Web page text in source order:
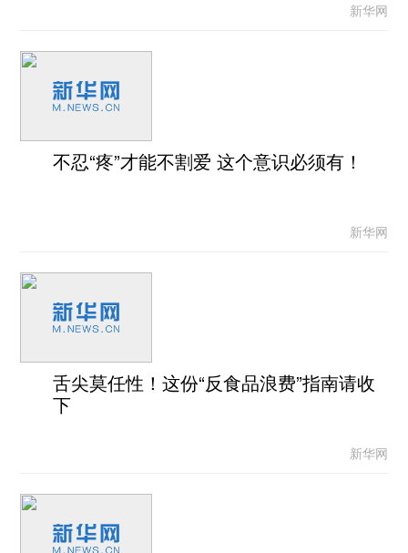
新华网
不忍“疼”才能不割爱 这个意识必须有！
新华网
舌尖莫任性！这份“反食品浪费”指南请收
下
新华网